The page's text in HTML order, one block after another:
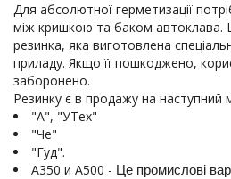
Для абсолютної герметизації
між кришкою та баком автоклава.
резинка, яка виготовлена
приладу. Якщо її пошкоджено,
заборонено.
"А", "УТех"
"Че"
"Гуд".
А350 и А500 - Це промислові